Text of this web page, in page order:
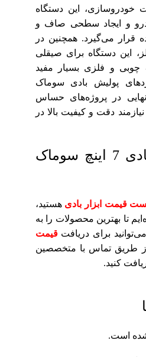
خودروسازی، این دستگاه
و ایجاد سطحی صاف و
قرار می‌گیرد. همچنین در
این دستگاه برای صیقلی
و فلزی بسیار مفید
پولیش بادی سوماک
در پروژه‌های حساس
دقت و کیفیت بالا در
خرید پولیش بادی 7 اینچ سوماک
قیمت ابزار بادی هستید،
تا بهترین محصولات را به
برای دریافتقیمت
طریق تماس با متخصصین
کنید.
است.